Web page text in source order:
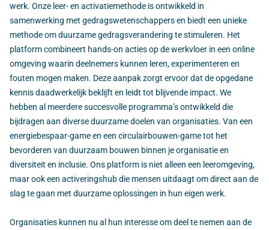
werk. Onze leer- en activatiemethode is ontwikkeld in
samenwerking met gedragswetenschappers en biedt een unieke
methode om duurzame gedragsverandering te stimuleren. Het
platform combineert hands-on acties op de werkvloer in een online
omgeving waarin deelnemers kunnen leren, experimenteren en
fouten mogen maken. Deze aanpak zorgt ervoor dat de opgedane
kennis daadwerkelijk beklijft en leidt tot blijvende impact. We
hebben al meerdere succesvolle programma’s ontwikkeld die
bijdragen aan diverse duurzame doelen van organisaties. Van een
energiebespaar-game en een circulairbouwen-game tot het
bevorderen van duurzaam bouwen binnen je organisatie en
diversiteit en inclusie. Ons platform is niet alleen een leeromgeving,
maar ook een activeringshub die mensen uitdaagt om direct aan de
slag te gaan met duurzame oplossingen in hun eigen werk.
Organisaties kunnen nu al hun interesse om deel te nemen aan de